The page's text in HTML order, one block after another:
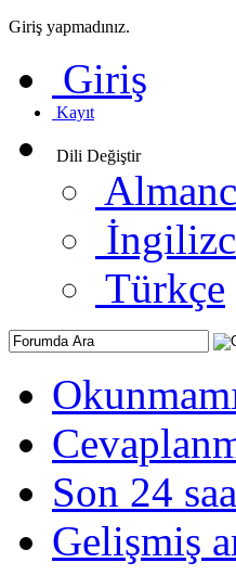
Giriş yapmadınız.
Giriş
Kayıt
Dili Değiştir
Türkçe
Son 24
Gelişmiş